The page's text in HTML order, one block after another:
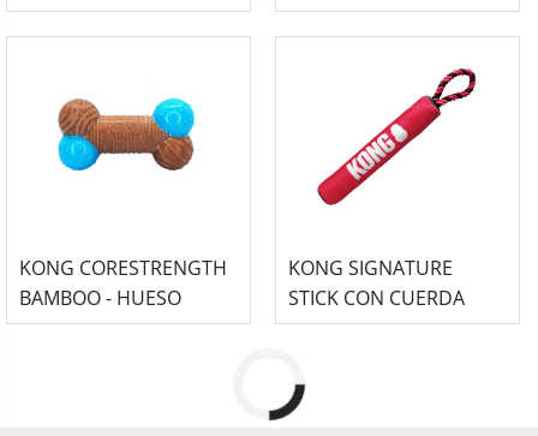
KONG CORESTRENGTH
BAMBOO - HUESO
KONG SIGNATURE
STICK CON CUERDA